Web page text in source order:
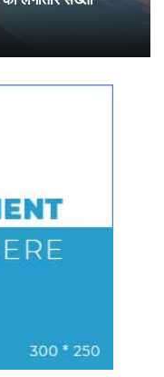
पुलिस की सख्त कार्रवाई
2026